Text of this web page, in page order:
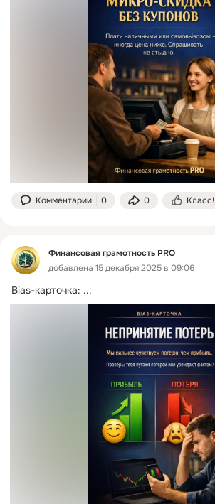
Комментарии 0 0 Класс!
Финансовая грамотность PRO
добавлена 15 декабря 2025 в 09:06
Bias-карточка: ...